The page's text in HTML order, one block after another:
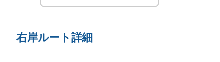
右岸ルート詳細